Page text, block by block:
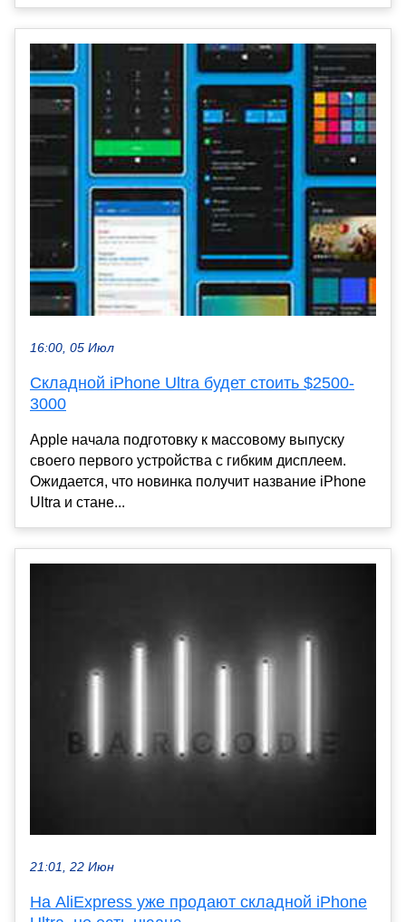
16:00, 05 Июл
Складной iPhone Ultra будет стоить $2500-
3000
Apple начала подготовку к массовому выпуску
своего первого устройства с гибким дисплеем.
Ожидается, что новинка получит название iPhone
Ultra и стане...
21:01, 22 Июн
На AliExpress уже продают складной iPhone